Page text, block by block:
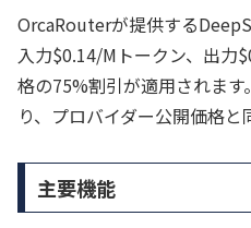
OrcaRouterが提供する
入力$0.14/Mトークン、出力
格の75%割引が適用されま
り、プロバイダー公開価格と
主要機能